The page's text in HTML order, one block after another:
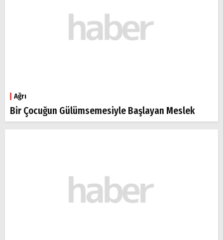
Ağrı
Bir Çocuğun Gülümsemesiyle Başlayan Meslek